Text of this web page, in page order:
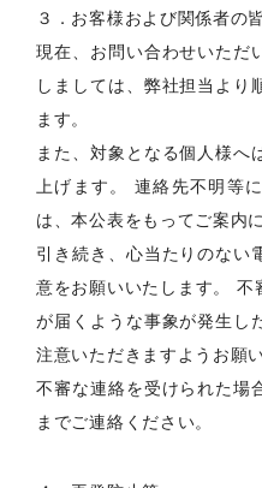
３．お客様および関係者の
現在、お問い合わせいただ
しましては、弊社担当より
ます。
また、対象となる個人様へ
上げます。 連絡先不明等
は、本公表をもってご案内
引き続き、心当たりのない
意をお願いいたします。 不
が届くような事象が発生し
注意いただきますようお願
不審な連絡を受けられた場
までご連絡ください。